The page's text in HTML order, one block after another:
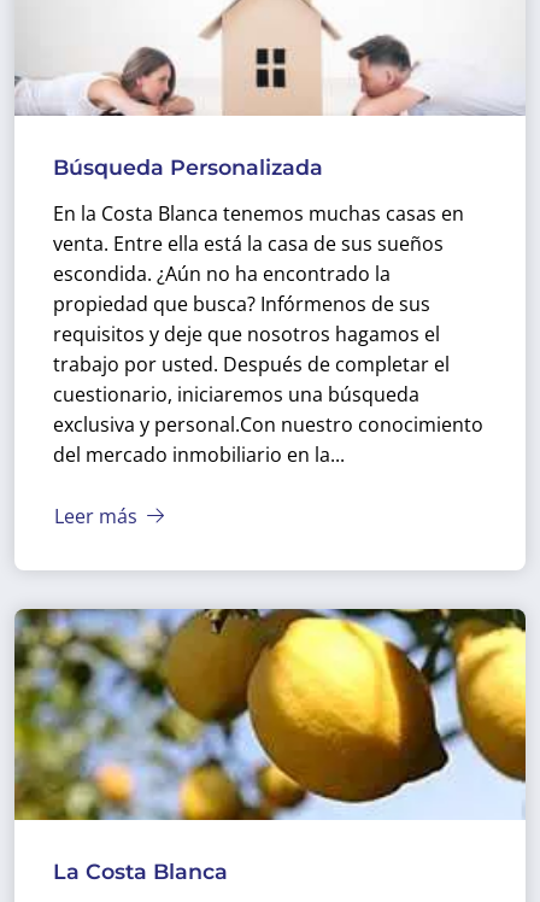
Búsqueda Personalizada
En la Costa Blanca tenemos muchas casas en
venta. Entre ella está la casa de sus sueños
escondida. ¿Aún no ha encontrado la
propiedad que busca? Infórmenos de sus
requisitos y deje que nosotros hagamos el
trabajo por usted. Después de completar el
cuestionario, iniciaremos una búsqueda
exclusiva y personal.Con nuestro conocimiento
del mercado inmobiliario en la...
Leer más
La Costa Blanca